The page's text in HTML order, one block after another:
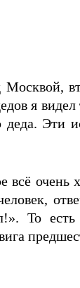
я
деда. Эти
всё очень
То